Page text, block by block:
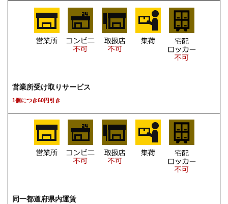
営業所受け取りサービス
1個につき60円引き
同一都道府県内運賃